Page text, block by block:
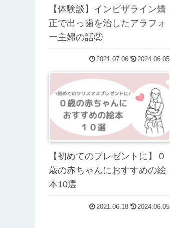
【体験談】インビザライン矯
正で出っ歯を治したアラフォ
ー主婦の話②
2021.07.06 2024.06.05
【初めてのプレゼントに】０
歳の赤ちゃんにおすすめの絵
本10選
2021.06.18 2024.06.05